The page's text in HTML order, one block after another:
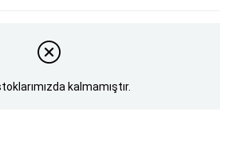
kalmamıştır.